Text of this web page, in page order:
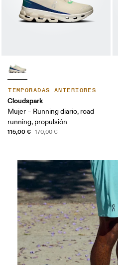
TEMPORADAS ANTERIORES
Cloudspark
Mujer – Running diario, road
running, propulsión
115,00 € 170,00 €